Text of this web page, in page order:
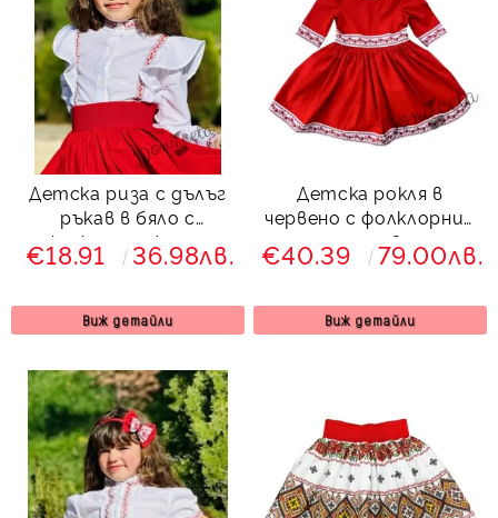
Детска риза с дълъг
ръкав в бяло с
фолклорни/етно
мотиви
€18.91 36.98лв.
Виж детайли
Детска рокля в
червено с фолклорни/
етно мотиви тип
народна носия и
€40.39 79.00лв.
Виж детайли